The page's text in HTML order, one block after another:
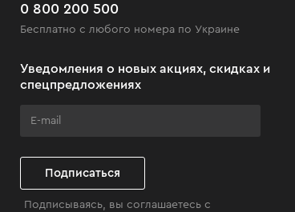
0 800 200 500
Бесплатно с любого номера по Украине
Уведомления о новых акциях, скидках и
спецпредложениях
Подписаться
Подписываясь, вы соглашаетесь с